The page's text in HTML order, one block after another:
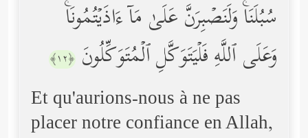
سُبُلَنَاۚ وَلَنَصۡبِرَنَّ عَلَىٰ مَاۤ ءَاذَیۡتُمُونَاۚ
وَعَلَى ٱللَّهِ فَلۡیَتَوَكَّلِ ٱلۡمُتَوَكِّلُونَ ﴿١٢﴾
Et qu'aurions-nous à ne pas
placer notre confiance en Allah,